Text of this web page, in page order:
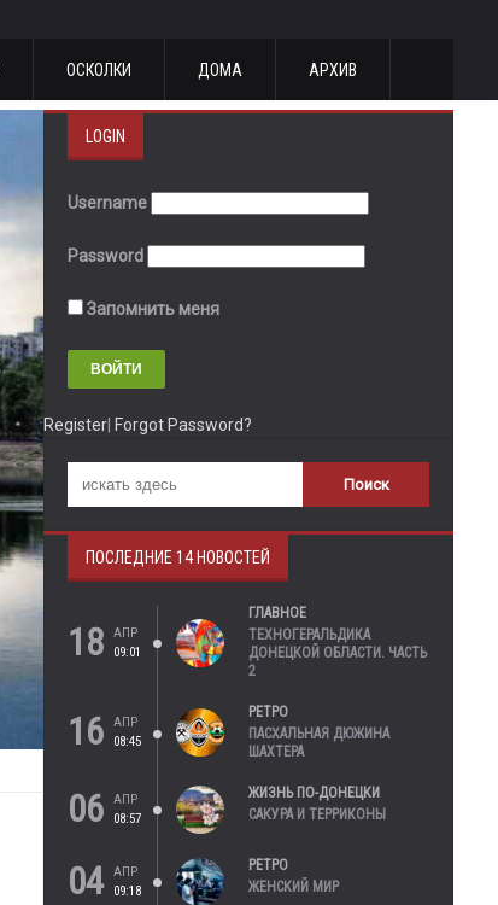
ОСКОЛКИ ДОМА АРХИВ
LOGIN
Username
Password
Запомнить меня
Register Forgot Password?
ПОСЛЕДНИЕ 14 НОВОСТЕЙ
18
АПР
09:01
ГЛАВНОЕ
ТЕХНОГЕРАЛЬДИКА
ДОНЕЦКОЙ ОБЛАСТИ. ЧАСТЬ
2
16
АПР
08:45
РЕТРО
ПАСХАЛЬНАЯ ДЮЖИНА
ШАХТЕРА
06
АПР
08:57
ЖИЗНЬ ПО-ДОНЕЦКИ
САКУРА И ТЕРРИКОНЫ
04
АПР
09:18
РЕТРО
ЖЕНСКИЙ МИР